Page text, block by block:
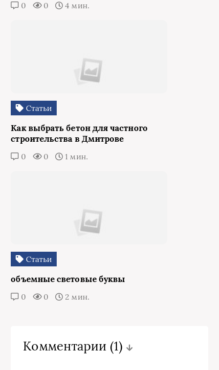
0 0 4 мин.
Статьи
Как выбрать бетон для частного
строительства в Дмитрове
0 0 1 мин.
Статьи
объемные световые буквы
0 0 2 мин.
Комментарии (1)